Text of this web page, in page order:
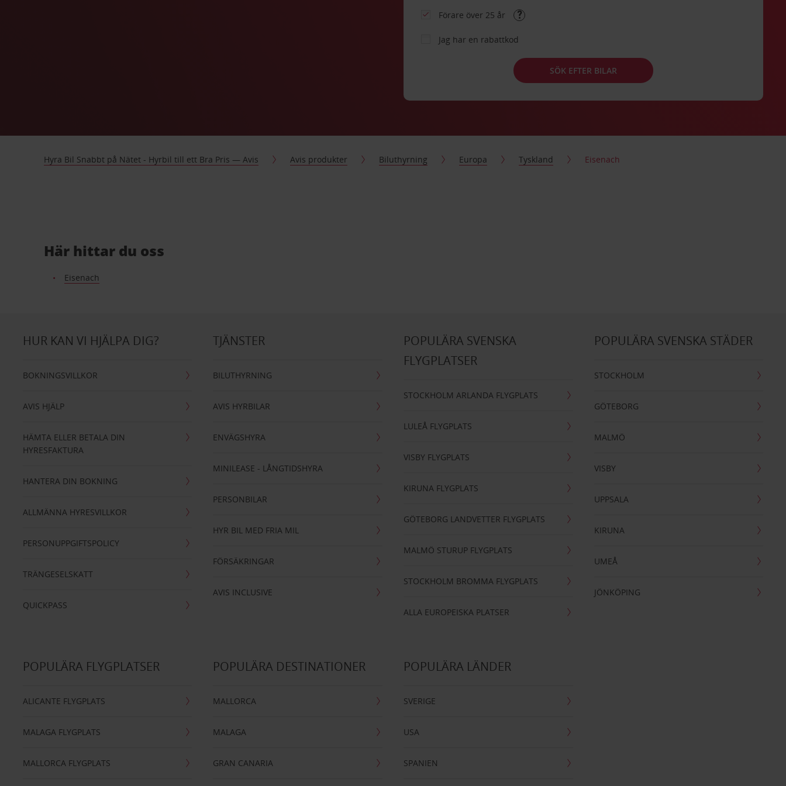
Förare över 25 år
Jag har en rabattkod
SÖK EFTER BILAR
Hyra Bil Snabbt på Nätet - Hyrbil till ett Bra Pris — Avis Avis produkter Biluthyrning Europa Tyskland Eisenach
Här hittar du oss
Eisenach
HUR KAN VI HJÄLPA DIG?
BOKNINGSVILLKOR
AVIS HJÄLP
HÄMTA ELLER BETALA DIN
HYRESFAKTURA
HANTERA DIN BOKNING
ALLMÄNNA HYRESVILLKOR
PERSONUPPGIFTSPOLICY
TRÄNGESELSKATT
QUICKPASS
TJÄNSTER
BILUTHYRNING
AVIS HYRBILAR
ENVÄGSHYRA
MINILEASE - LÅNGTIDSHYRA
PERSONBILAR
HYR BIL MED FRIA MIL
FÖRSÄKRINGAR
AVIS INCLUSIVE
POPULÄRA SVENSKA
FLYGPLATSER
STOCKHOLM ARLANDA FLYGPLATS
LULEÅ FLYGPLATS
VISBY FLYGPLATS
KIRUNA FLYGPLATS
GÖTEBORG LANDVETTER FLYGPLATS
MALMÖ STURUP FLYGPLATS
STOCKHOLM BROMMA FLYGPLATS
ALLA EUROPEISKA PLATSER
POPULÄRA SVENSKA STÄDER
STOCKHOLM
GÖTEBORG
MALMÖ
VISBY
UPPSALA
KIRUNA
UMEÅ
JÖNKÖPING
POPULÄRA FLYGPLATSER
ALICANTE FLYGPLATS
MALAGA FLYGPLATS
MALLORCA FLYGPLATS
POPULÄRA DESTINATIONER
MALLORCA
MALAGA
GRAN CANARIA
POPULÄRA LÄNDER
SVERIGE
USA
SPANIEN